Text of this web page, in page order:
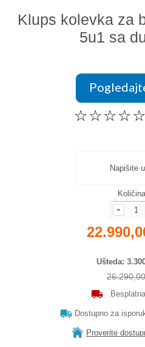
Klups kolevka za
5u1 sa
☆
☆
☆
☆
☆
Napišite
Ušteda
Dostupno za
Proverite